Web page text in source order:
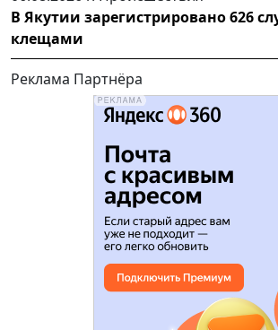
В Якутии зарегистрировано 626
клещами
Реклама Партнёра